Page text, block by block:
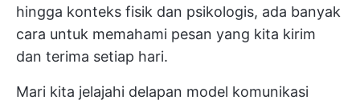
hingga konteks fisik dan psikologis, ada banyak
cara untuk memahami pesan yang kita kirim
dan terima setiap hari.
Mari kita jelajahi delapan model komunikasi